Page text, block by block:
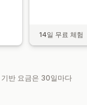
14일 무료 체험
반 요금은 30일마다